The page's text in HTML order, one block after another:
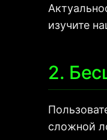
изучите
2.
сложной